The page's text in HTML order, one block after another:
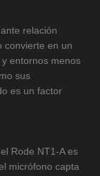
relación
convierte en un
entornos menos
sus
es un factor
Rode NT1-A es
micrófono capta